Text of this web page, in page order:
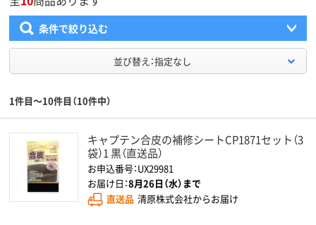
条件で絞り込む
並び替え：指定なし
1件目～10件目（10件中）
キャプテン合皮の補修シートCP1871セット（3
袋）1 黒（直送品）
お申込番号：UX29981
お届け日：8月26日（水）まで
直送品 清原株式会社からお届け